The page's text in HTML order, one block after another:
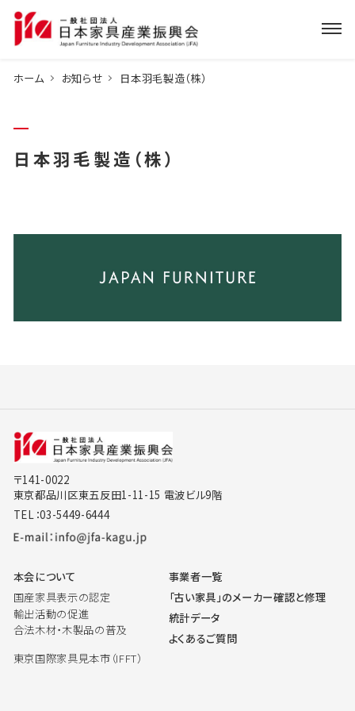
ホーム お知らせ 日本羽毛製造（株）
日本羽毛製造（株）
〒141-0022
東京都品川区東五反田1-11-15 電波ビル9階
TEL：03-5449-6444
本会について
国産家具表示の認定
輸出活動の促進
合法木材・木製品の普及
東京国際家具見本市（IFFT）
事業者一覧
「古い家具」のメーカー確認と修理
統計データ
よくあるご質問